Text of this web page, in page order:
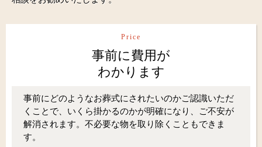
Price
事前に費用が
わかります
事前にどのようなお葬式にされたいのかご認識いただ
くことで、いくら掛かるのかが明確になり、ご不安が
解消されます。不必要な物を取り除くこともできま
す。